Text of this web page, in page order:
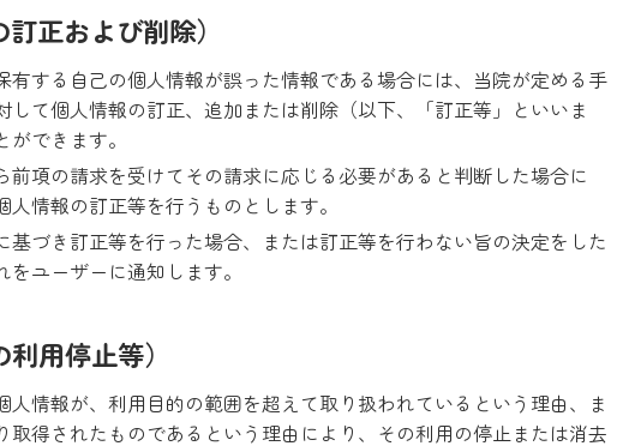
正および削除）
有する自己の個人情報が誤った情報である場合には、当院が定める手
して個人情報の訂正、追加または削除（以下、「訂正等」といいま
できます。
前項の請求を受けてその請求に応じる必要があると判断した場合に
人情報の訂正等を行うものとします。
基づき訂正等を行った場合、または訂正等を行わない旨の決定をした
をユーザーに通知します。
用停止等）
人情報が、利用目的の範囲を超えて取り扱われているという理由、ま
取得されたものであるという理由により、その利用の停止または消去